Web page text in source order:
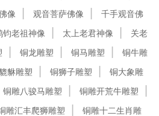
像 观音菩萨佛像
千手观音佛
钧老祖神像 太上老君神像
关老
铜龙雕塑 铜马雕塑
铜牛雕
貅雕塑 铜狮子雕塑
铜大象雕
铜雕八骏马雕塑
铜雕开荒牛雕塑
雕汇丰爬狮雕塑
铜雕十二生肖雕